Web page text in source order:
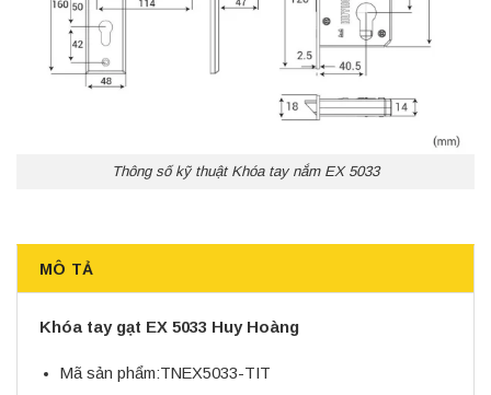
Thông số kỹ thuật Khóa tay nắm EX 5033
MÔ TẢ
Khóa tay gạt EX 5033 Huy Hoàng
Mã sản phẩm:TNEX5033-TIT